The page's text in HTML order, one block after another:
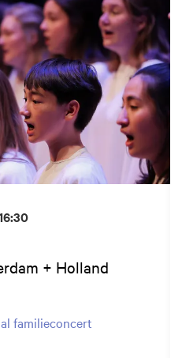
+ Holland
familieconcert